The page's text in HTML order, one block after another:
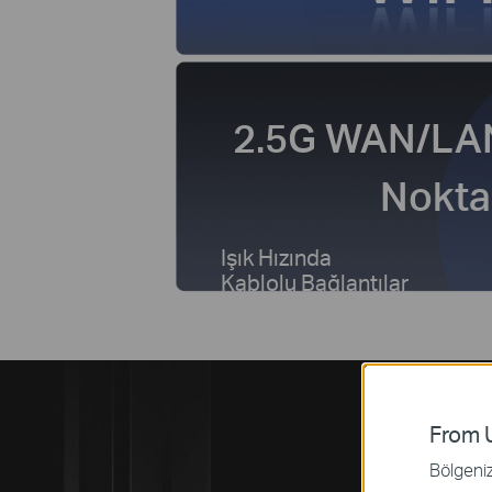
2.5G WAN/
Işık Hızında
Kablolu Bağlantılar
From